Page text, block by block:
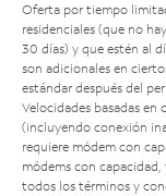
Oferta por tiempo
residenciales (que no
30 días) y que estén al
son adicionales en
estándar después del
Velocidades basadas en
(incluyendo conexión
requiere módem con
módems con capacidad,
todos los términos y